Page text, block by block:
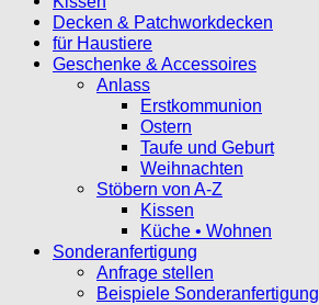
Decken & Patchworkdecken
für Haustiere
Geschenke & Accessoires
Anlass
Erstkommunion
Ostern
Taufe und Geburt
Weihnachten
Stöbern von A-Z
Kissen
Küche • Wohnen
Sonderanfertigung
Anfrage stellen
Beispiele Sonderanfertigung